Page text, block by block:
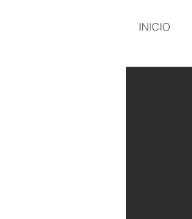
INICIO